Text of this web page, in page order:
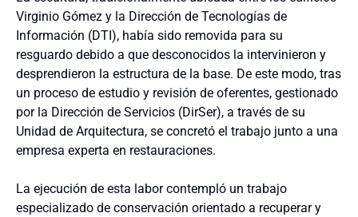
Virginio Gómez y la Dirección de Tecnologías de
Información (DTI), había sido removida para su
resguardo debido a que desconocidos la intervinieron y
desprendieron la estructura de la base. De este modo, tras
un proceso de estudio y revisión de oferentes, gestionado
por la Dirección de Servicios (DirSer), a través de su
Unidad de Arquitectura, se concretó el trabajo junto a una
empresa experta en restauraciones.
La ejecución de esta labor contempló un trabajo
especializado de conservación orientado a recuperar y